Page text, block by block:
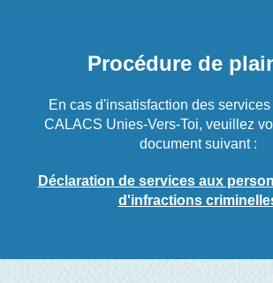
Procédure de
En cas d'insatisfaction des
CALACS Unies-Vers-Toi, veuillez
document suivant :
Déclaration de services aux
d'infractions